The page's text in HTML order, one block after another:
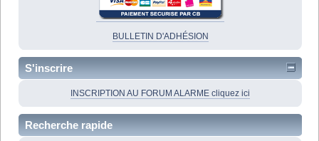
BULLETIN D'ADHÉSION
S'inscrire
INSCRIPTION AU FORUM ALARME cliquez ici
Recherche rapide